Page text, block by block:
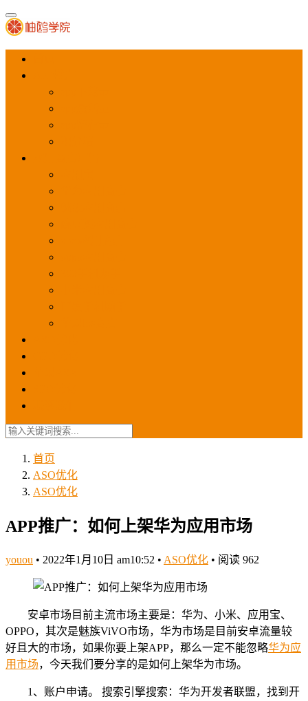
首页
ASO优化
ASO优化
APP推广：如何上架华为应用市场
youou • 2022年1月10日 am10:52 • ASO优化 • 阅读 962
安卓市场目前主流市场主要是：华为、小米、应用宝、
OPPO，其次是魅族ViVO市场，华为市场是目前安卓流量较
好且大的市场，如果你要上架APP，那么一定不能忽略华为应
用市场，今天我们要分享的是如何上架华为市场。
1、账户申请。 搜索引擎搜索：华为开发者联盟，找到开